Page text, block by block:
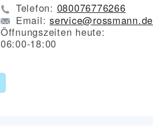
Telefon: 080076776266
Email:service@rossmann.de
Öffnungszeiten heute:
06:00-18:00